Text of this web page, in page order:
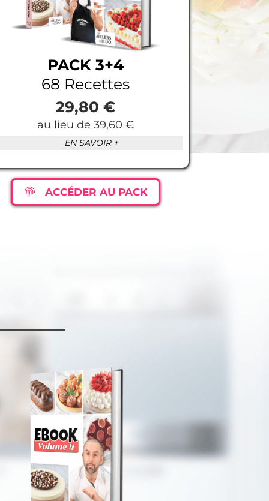
PACK 3+4
68 Recettes
29,80 €
au lieu de39,60 €
EN SAVOIR +
ACCÉDER AU PACK